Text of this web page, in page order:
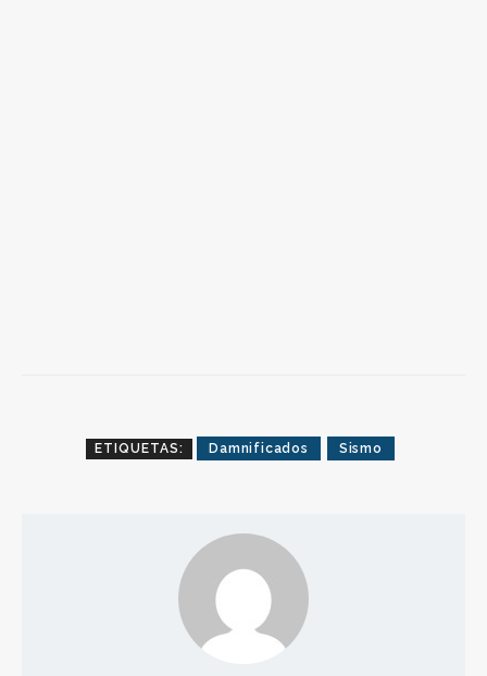
ETIQUETAS: Damnificados Sismo